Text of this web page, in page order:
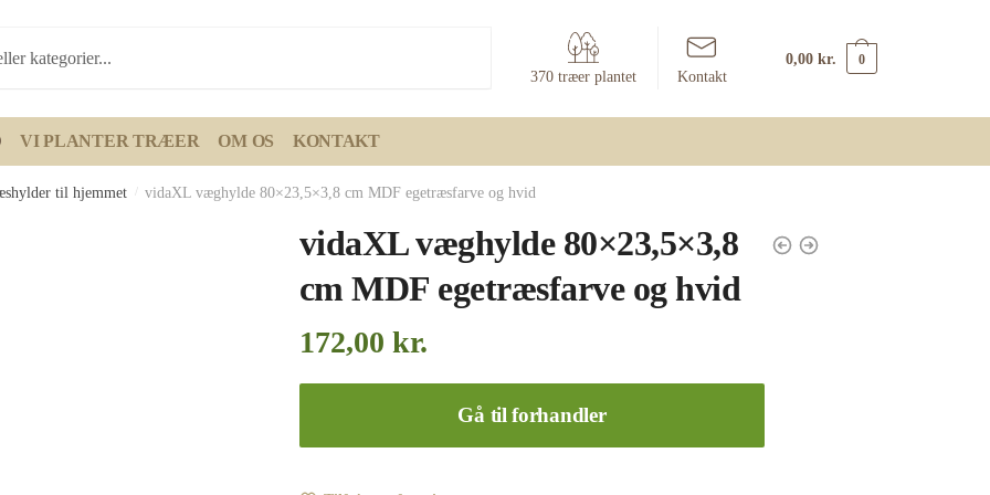
370 træer plantet Kontakt
0,00 kr. 0
VI PLANTER TRÆER OM OS KONTAKT
til hjemmet vidaXL væghylde 80×23,5×3,8 cm MDF egetræsfarve og hvid
vidaXL væghylde 80×23,5×3,8
cm MDF egetræsfarve og hvid
172,00 kr.
Gå til forhandler